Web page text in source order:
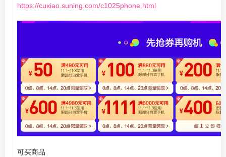
https://cuxiao.suning.com/c1025phone.html
可买商品